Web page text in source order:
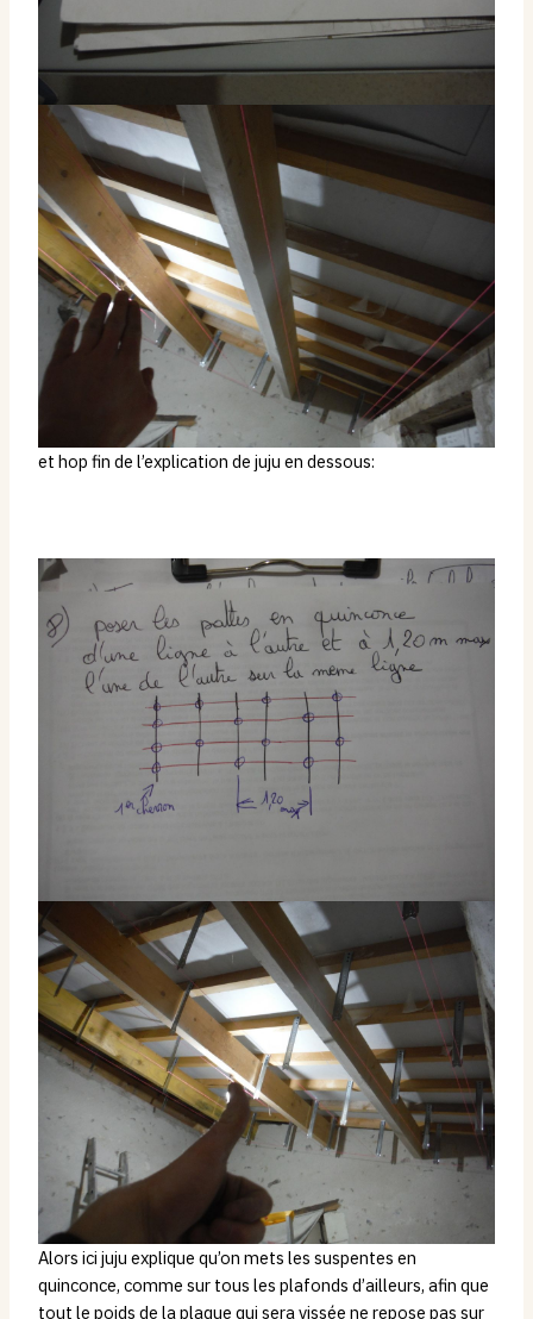
et hop fin de l’explication de juju en dessous:
Alors ici juju explique qu’on mets les suspentes en
quinconce, comme sur tous les plafonds d’ailleurs, afin que
tout le poids de la plaque qui sera vissée ne repose pas sur